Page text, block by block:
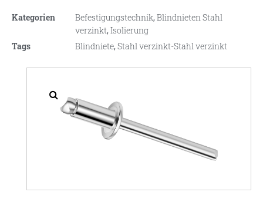
Kategorien Befestigungstechnik,Blindnieten Stahl
verzinkt,Isolierung
Tags
Blindniete,Stahl verzinkt-Stahl verzinkt